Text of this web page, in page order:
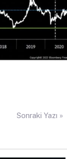
Sonraki Yazı »